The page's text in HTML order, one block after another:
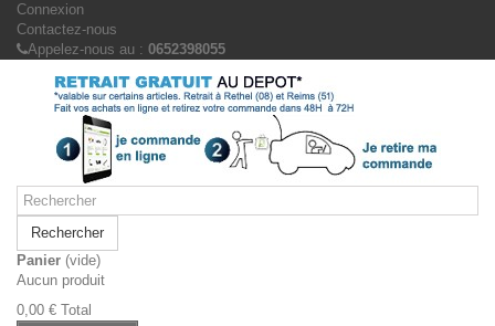
Connexion
Contactez-nous
Appelez-nous au : 0652398055
Rechercher
Panier (vide)
Aucun produit
0,00 € Total